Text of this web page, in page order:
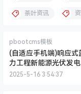
茶叶资讯
pbootcms模板
(自适应手机端)响应式
力工程新能源光伏发
企业网站pbootcms模
2025-5-16 3:54:37